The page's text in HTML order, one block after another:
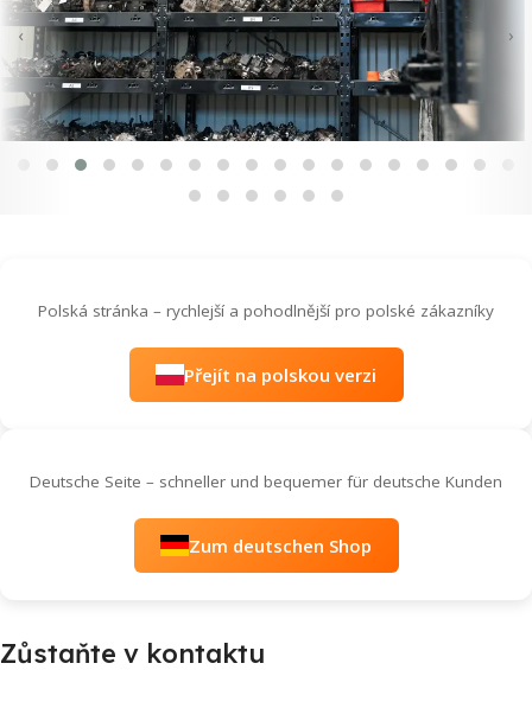
‹ ›
Polská stránka – rychlejší a pohodlnější pro polské zákazníky
Přejít na polskou verzi
Deutsche Seite – schneller und bequemer für deutsche Kunden
Zum deutschen Shop
Zůstaňte v kontaktu